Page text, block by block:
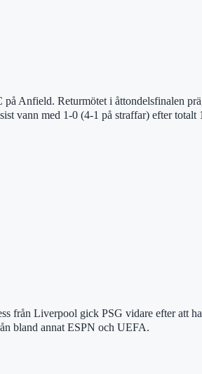
Anfield. Returmötet i åttondelsfinalen
vann med 1-0 (4-1 på straffar) efter totalt
från Liverpool gick PSG vidare efter att
bland annat ESPN och UEFA.